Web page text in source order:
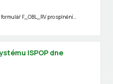
F_OBL_RV pro splnění…
ISPOP dne